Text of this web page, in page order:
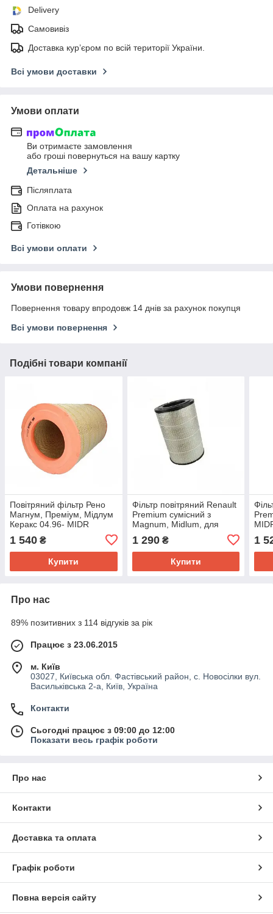
Delivery
Самовивіз
Доставка кур’єром по всій території України.
Всі умови доставки
Умови оплати
Ви отримаєте замовлення
або гроші повернуться на вашу картку
Детальніше
Післяплата
Оплата на рахунок
Готівкою
Всі умови оплати
Умови повернення
Повернення товару впродовж 14 днів за рахунок покупця
Всі умови повернення
Подібні товари компанії
Повітряний фільтр Рено
Магнум, Преміум, Мідлум
Керакс 04.96- MIDR
93163E WIX для двигуна
1 540 ₴
Купити
Фільтр повітряний Renault
Premium сумісний з
Magnum, Midlum, для
1 290₴
Купити
1
Про нас
89% позитивних з 114 відгуків за рік
Працює з 23.06.2015
м. Київ
03027, Київська обл. Фастівський район, с. Новосілки вул.
Васильківська 2-а, Київ, Україна
Контакти
Сьогодні працює з 09:00 до 12:00
Показати весь графік роботи
Про нас
Контакти
Доставка та оплата
Графік роботи
Повна версія сайту